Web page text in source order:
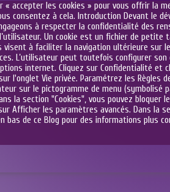
accepter les cookies » pour vous offrir la
consentez à cela. Introduction Devant le
à respecter la confidentialité des
Un cookie est un fichier de
visent à faciliter la navigation ultérieure
L’utilisateur peut toutefois configurer
internet. Cliquez sur Confidentialité et
l'onglet Vie privée. Paramétrez les
sur le pictogramme de menu
la section "Cookies", vous pouvez
Afficher les paramètres avancés. Dans
bas de ce Blog pour des informations plus